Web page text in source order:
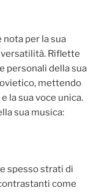
per la sua
Riflette
personali della sua
mettendo
la sua voce unica.
sua musica:
spesso strati di
come